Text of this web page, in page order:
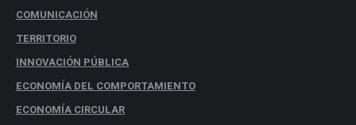
COMUNICACIÓN
TERRITORIO
INNOVACIÓN PÚBLICA
ECONOMÍA DEL COMPORTAMIENTO
ECONOMÍA CIRCULAR